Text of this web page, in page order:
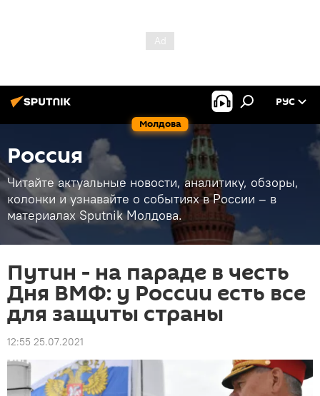
Молдова
РУС
Россия
Читайте актуальные новости, аналитику, обзоры,
колонки и узнавайте о событиях в России – в
материалах Sputnik Молдова.
Путин - на параде в честь
Дня ВМФ: у России есть все
для защиты страны
12:55 25.07.2021